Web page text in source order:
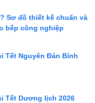
Sơ đồ thiết kế chuẩn và
bếp công nghiệp
Tết Nguyên Đán Bính
Tết Dương lịch 2026